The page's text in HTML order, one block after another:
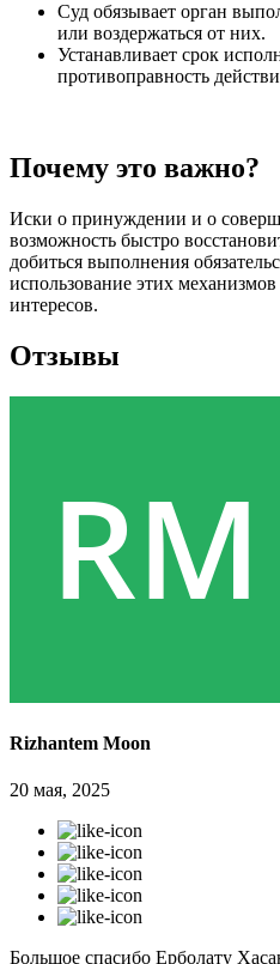
Суд обязывает орган
или воздержаться от них.
Устанавливает срок
противоправность
Почему это важно?
Иски о принуждении и о
возможность быстро
добиться выполнения
использование этих
интересов.
Отзывы
Rizhantem Moon
20 мая, 2025
Большое спасибо Ерболату